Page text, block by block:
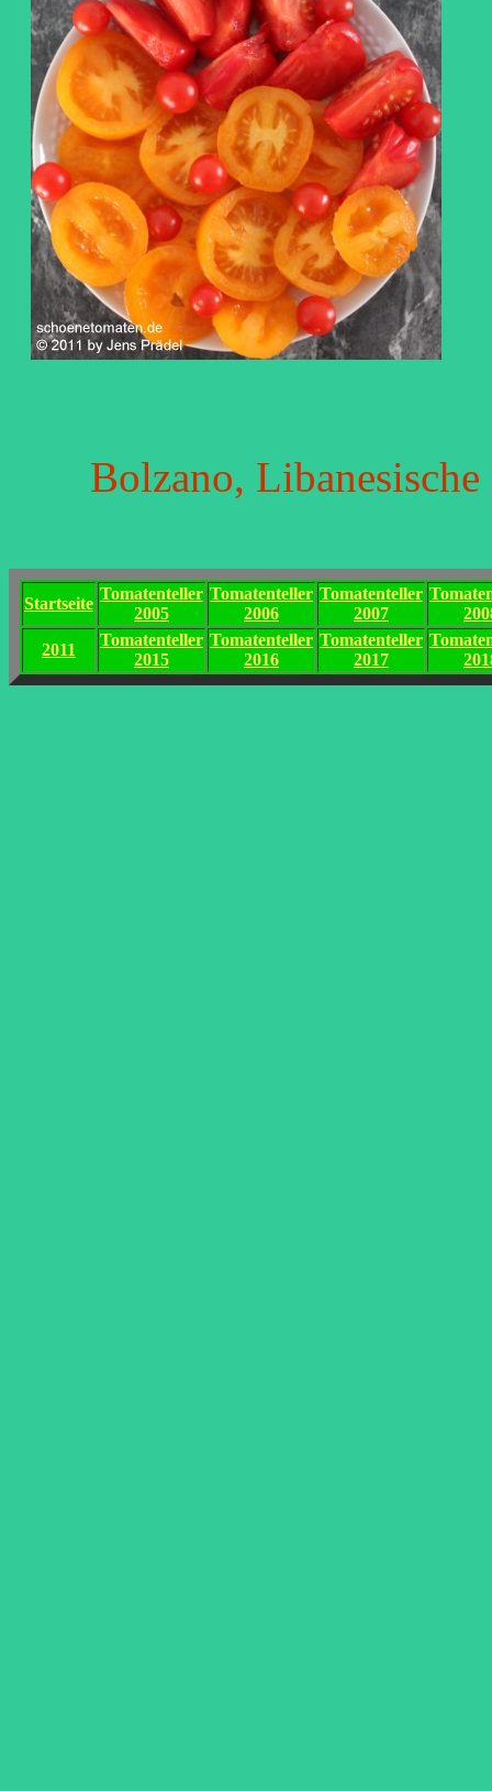
Bolzano,
Startseite
Tomatenteller
2005
Tomatenteller
2006
Tomatenteller
2007
2011
Tomatenteller
2015
Tomatenteller
2016
Tomatenteller
2017